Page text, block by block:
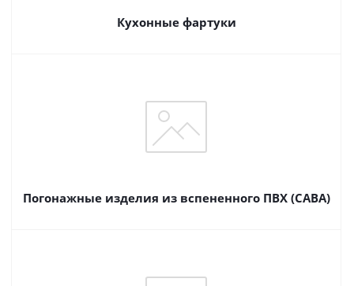
Кухонные фартуки
Погонажные изделия из вспененного ПВХ (САВА)